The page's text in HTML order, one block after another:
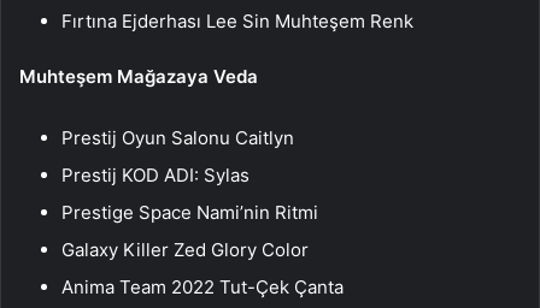
Fırtına Ejderhası Lee Sin Muhteşem Renk
Muhteşem Mağazaya Veda
Prestij Oyun Salonu Caitlyn
Prestij KOD ADI: Sylas
Prestige Space Nami’nin Ritmi
Galaxy Killer Zed Glory Color
Anima Team 2022 Tut-Çek Çanta